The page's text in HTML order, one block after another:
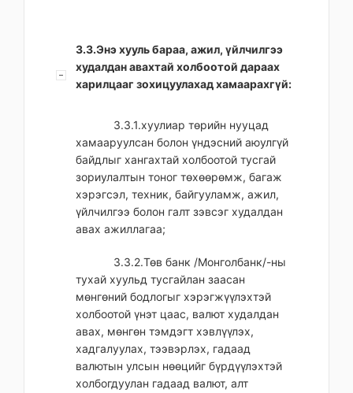
3.3.Энэ хууль бараа, ажил, үйлчилгээ
худалдан авахтай холбоотой дараах
харилцааг зохицуулахад хамаарахгүй:
3.3.1.хуулиар төрийн нууцад
хамааруулсан болон үндэсний аюулгүй
байдлыг хангахтай холбоотой тусгай
зориулалтын тоног төхөөрөмж, багаж
хэрэгсэл, техник, байгууламж, ажил,
үйлчилгээ болон галт зэвсэг худалдан
авах ажиллагаа;
3.3.2.Төв банк /Монголбанк/-ны
тухай хуульд тусгайлан заасан
мөнгөний бодлогыг хэрэгжүүлэхтэй
холбоотой үнэт цаас, валют худалдан
авах, мөнгөн тэмдэгт хэвлүүлэх,
хадгалуулах, тээвэрлэх, гадаад
валютын улсын нөөцийг бүрдүүлэхтэй
холбогдуулан гадаад валют, алт